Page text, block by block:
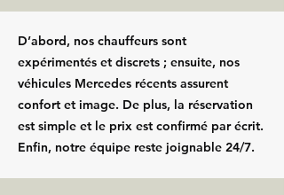
D’abord, nos chauffeurs sont
expérimentés et discrets ; ensuite, nos
véhicules Mercedes récents assurent
confort et image. De plus, la réservation
est simple et le prix est confirmé par écrit.
Enfin, notre équipe reste joignable 24/7.